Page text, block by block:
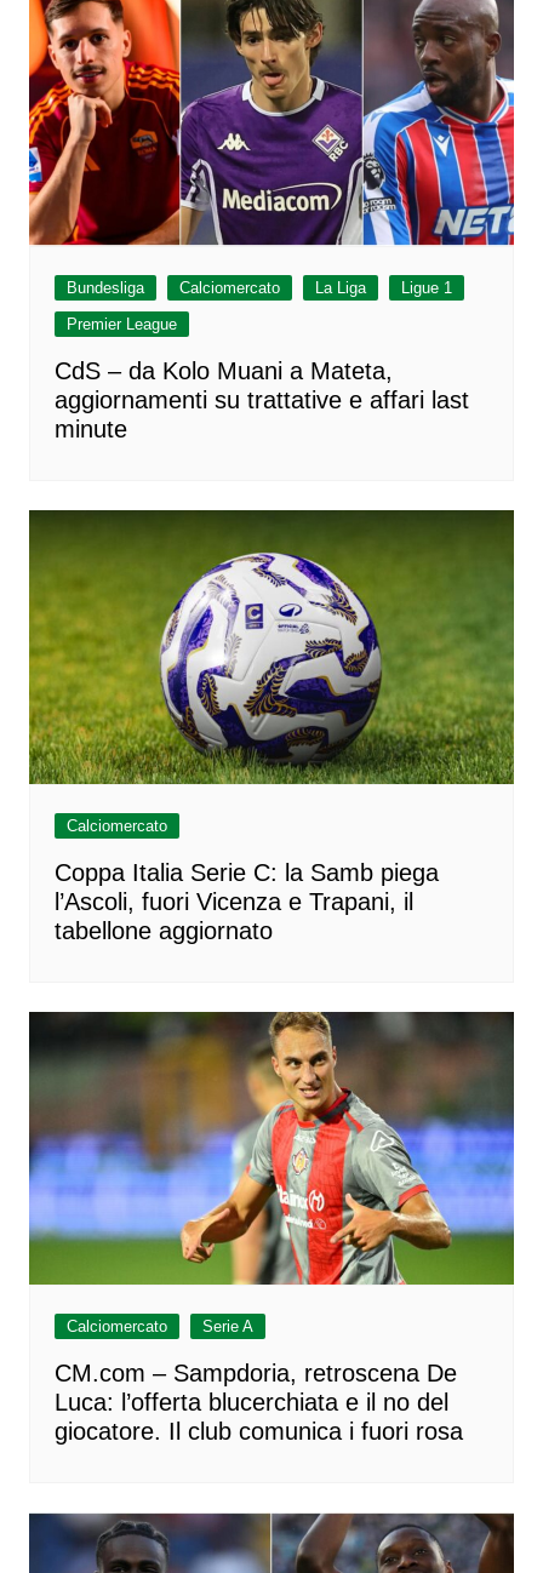
Bundesliga Calciomercato La Liga
Ligue 1
Premier League
CdS – da Kolo Muani a Mateta,
aggiornamenti su trattative e affari last
minute
Calciomercato
Coppa Italia Serie C: la Samb piega
l’Ascoli, fuori Vicenza e Trapani, il
tabellone aggiornato
Calciomercato Serie A
CM.com – Sampdoria, retroscena De
Luca: l’offerta blucerchiata e il no del
giocatore. Il club comunica i fuori rosa